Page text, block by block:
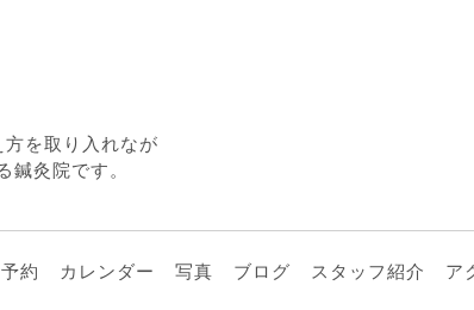
を取り入れなが
灸院です。
予約 カレンダー 写真 ブログ スタッフ紹介 ア